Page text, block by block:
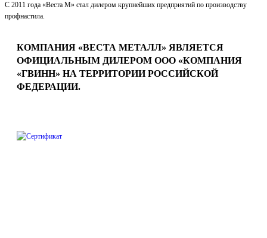
С 2011 года «Веста М» стал дилером крупнейших предприятий по производству
профнастила.
КОМПАНИЯ «ВЕСТА МЕТАЛЛ» ЯВЛЯЕТСЯ
ОФИЦИАЛЬНЫМ ДИЛЕРОМ ООО «КОМПАНИЯ
«ГВИНН» НА ТЕРРИТОРИИ РОССИЙСКОЙ
ФЕДЕРАЦИИ.